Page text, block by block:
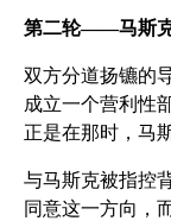
第二轮——马斯
双方分道扬镳的
成立一个营利性
正是在那时，马
与马斯克被指控
同意这一方向，